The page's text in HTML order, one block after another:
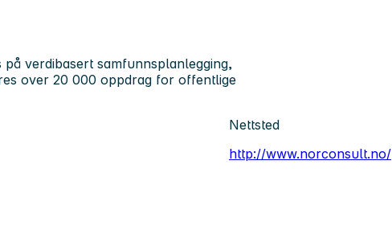
verdibasert samfunnsplanlegging,
over 20 000 oppdrag for offentlige
Nettsted
http://www.norconsult.no/